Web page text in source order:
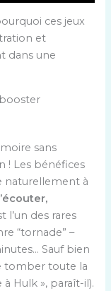
ces jeux
et
dans une
sans
! Les bénéfices
naturellement à
l’un des rares
“tornade” –
Sauf bien
tomber toute la
Hulk », paraît-il).